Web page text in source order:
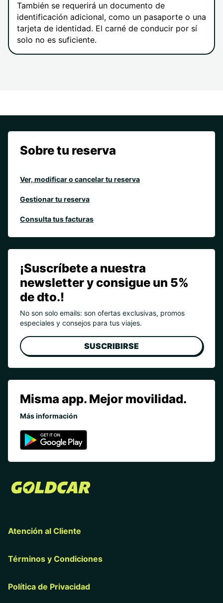
También se requerirá un documento de
identificación adicional, como un pasaporte o una
tarjeta de identidad. El carné de conducir por sí
solo no es suficiente.
Sobre tu reserva
Ver, modificar o cancelar tu reserva
Gestionar tu reserva
Consulta tus facturas
¡Suscríbete a nuestra
newsletter y consigue un 5%
de dto.!
No son solo emails: son ofertas exclusivas, promos
especiales y consejos para tus viajes.
SUSCRIBIRSE
Misma app. Mejor movilidad.
Más información
Atención al Cliente
Términos y Condiciones
Política de Privacidad